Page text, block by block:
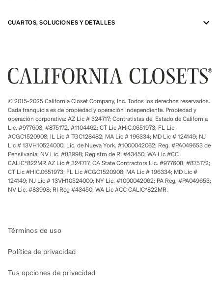
CUARTOS, SOLUCIONES Y DETALLES
© 2015-2025 California Closet Company, Inc. Todos los derechos reservados.
Cada franquicia es de propiedad y operación independiente. Propiedad y
operación corporativa: AZ Lic # 324717; Contratistas del Estado de California
Lic. #977608, #875172, #1104462; CT Lic #HIC.0651973; FL Lic
#CGC1520908; IL Lic # TGC128482; MA Lic # 196334; MD Lic # 124149; NJ
Lic # 13VH10524000; Lic. de Nueva York. #1000042062; Reg. #PA049653 de
Pensilvania; NV Lic. #83998; Registro de RI #43450; WA Lic #CC
CALIC*822MR.AZ Lic # 324717; CA State Contractors Lic. #977608, #875172;
CT Lic #HIC.0651973; FL Lic #CGC1520908; MA Lic # 196334; MD Lic #
124149; NJ Lic # 13VH10524000; NY Lic. #1000042062; PA Reg. #PA049653;
NV Lic. #83998; RI Reg #43450; WA Lic #CC CALIC*822MR.
Términos de uso
Política de privacidad
Tus opciones de privacidad